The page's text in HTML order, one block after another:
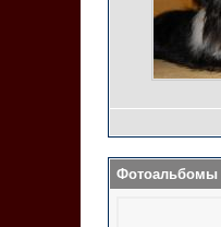
Фотоальбомы